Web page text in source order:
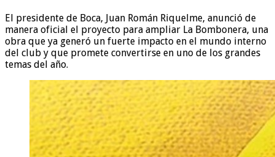
El presidente de Boca, Juan Román Riquelme, anunció de
manera oficial el proyecto para ampliar La Bombonera, una
obra que ya generó un fuerte impacto en el mundo interno
del club y que promete convertirse en uno de los grandes
temas del año.